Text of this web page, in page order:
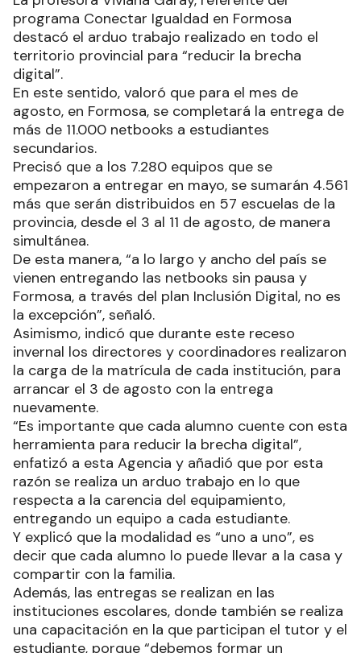
programa Conectar Igualdad en Formosa
destacó el arduo trabajo realizado en todo el
territorio provincial para “reducir la brecha
digital”.
En este sentido, valoró que para el mes de
agosto, en Formosa, se completará la entrega de
más de 11.000 netbooks a estudiantes
secundarios.
Precisó que a los 7.280 equipos que se
empezaron a entregar en mayo, se sumarán 4.561
más que serán distribuidos en 57 escuelas de la
provincia, desde el 3 al 11 de agosto, de manera
simultánea.
De esta manera, “a lo largo y ancho del país se
vienen entregando las netbooks sin pausa y
Formosa, a través del plan Inclusión Digital, no es
la excepción”, señaló.
Asimismo, indicó que durante este receso
invernal los directores y coordinadores realizaron
la carga de la matrícula de cada institución, para
arrancar el 3 de agosto con la entrega
nuevamente.
“Es importante que cada alumno cuente con esta
herramienta para reducir la brecha digital”,
enfatizó a esta Agencia y añadió que por esta
razón se realiza un arduo trabajo en lo que
respecta a la carencia del equipamiento,
entregando un equipo a cada estudiante.
Y explicó que la modalidad es “uno a uno”, es
decir que cada alumno lo puede llevar a la casa y
compartir con la familia.
Además, las entregas se realizan en las
instituciones escolares, donde también se realiza
una capacitación en la que participan el tutor y el
estudiante, porque “debemos formar un